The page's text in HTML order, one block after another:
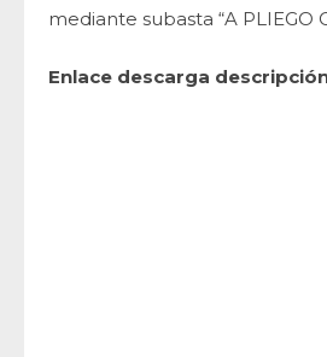
mediante subasta “A PLIEGO
Enlace descarga